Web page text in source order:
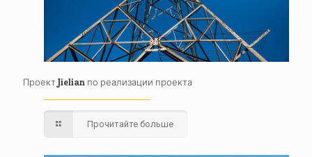
Проект Jielian по реализации проекта
Прочитайте больше